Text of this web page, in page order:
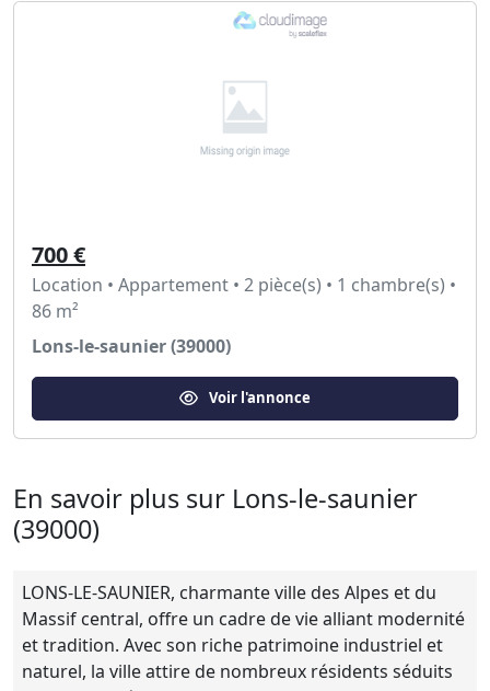
700 €
Location • Appartement • 2 pièce(s) • 1 chambre(s) •
86 m²
Lons-le-saunier (39000)
Voir l'annonce
En savoir plus sur Lons-le-saunier
(39000)
LONS-LE-SAUNIER, charmante ville des Alpes et du
Massif central, offre un cadre de vie alliant modernité
et tradition. Avec son riche patrimoine industriel et
naturel, la ville attire de nombreux résidents séduits